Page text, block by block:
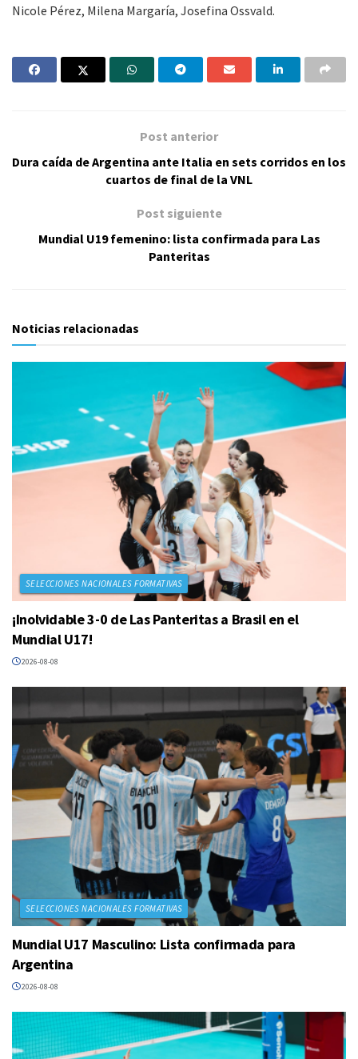
Nicole Pérez, Milena Margaría, Josefina Ossvald.
Post anterior
Dura caída de Argentina ante Italia en sets corridos en los
cuartos de final de la VNL
Post siguiente
Mundial U19 femenino: lista confirmada para Las
Panteritas
Noticias relacionadas
SELECCIONES NACIONALES FORMATIVAS
¡Inolvidable 3-0 de Las Panteritas a Brasil en el
Mundial U17!
2026-08-08
SELECCIONES NACIONALES FORMATIVAS
Mundial U17 Masculino: Lista confirmada para
Argentina
2026-08-08